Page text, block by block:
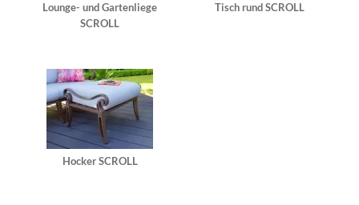
Lounge- und Gartenliege
SCROLL
Tisch rund SCROLL
Hocker SCROLL